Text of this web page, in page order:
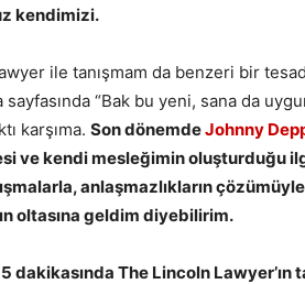
kendimizi.
ile tanışmam da benzeri bir
sayfasında “Bak bu yeni, sana da
karşıma. Son dönemdeJohnny
ve kendi mesleğimin oluşturduğu
anlaşmazlıkların
oltasına geldim diyebilirim.
dakikasında The Lincoln